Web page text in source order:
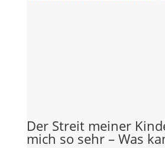
Der Streit meiner
mich so sehr – Was